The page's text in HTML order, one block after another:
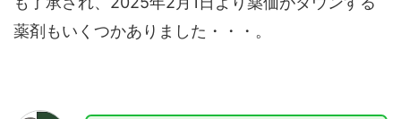
薬剤もいくつかありました・・・。